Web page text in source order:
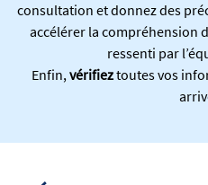
consultation et donnez des
accélérer la compréhension
ressenti par
Enfin,vérifieztoutes vos